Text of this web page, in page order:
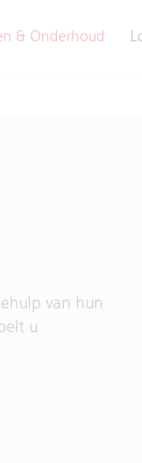
& Onderhoud
van hun
u